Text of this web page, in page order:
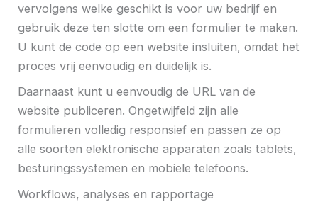
vervolgens welke geschikt is voor uw bedrijf en
gebruik deze ten slotte om een ​​formulier te maken.
U kunt de code op een website insluiten, omdat het
proces vrij eenvoudig en duidelijk is.
Daarnaast kunt u eenvoudig de URL van de
website publiceren. Ongetwijfeld zijn alle
formulieren volledig responsief en passen ze op
alle soorten elektronische apparaten zoals tablets,
besturingssystemen en mobiele telefoons.
Workflows, analyses en rapportage